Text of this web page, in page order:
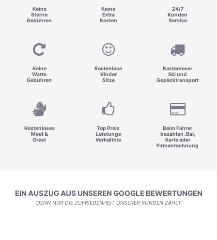
Keine
Storno
Gebühren
Keine
Extra
Kosten
24/7
Kunden
Service
Keine
Warte
Gebühren
Kostenlose
Kinder
Sitze
Kostenloser
Ski und
Gepäcktransport
Kostenloses
Meet &
Greet
Top Preis
Leistungs
Verhältnis
Beim Fahrer
bezahlen. Bar,
Karte oder
Firmenrechnung
EIN AUSZUG AUS UNSEREN GOOGLE BEWERTUNGEN
"DENN NUR DIE ZUFRIEDENHEIT UNSERER KUNDEN ZÄHLT"